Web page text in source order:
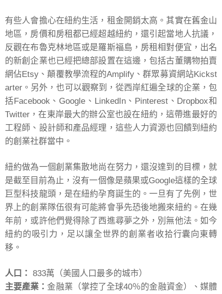
有些人會擔心在紐約生活，租金開銷太高。其實在舊金山
地區，房價和房租都已經超越紐約，還引起當地人抗議，
反觀在布魯克林地區或是羅斯福島，房租相對便宜，出名
的新創企業也已經把總部設置在這邊，包括古董購物拍賣
網佔Etsy、顛覆教學流程的Amplify、群眾募資網站Kickst
arter。另外，也可以觀察到，從西岸紅遍全球的企業，包
括Facebook、Google、LinkedIn、Pinterest、Dropbox和
Twitter，在東岸最大的辦公室也設在紐約，這帶進最好的
工程師、設計師和產品經理，這些人力資源也回饋到紐約
的創業社群當中。
紐約做為一個創業集散地尚在努力，還沒達到的目標，就
是截至目前為止，沒有一個像是蘋果或Google這樣的全球
巨型科技龍頭，是在紐約孕育誕生的。一旦有了先例，世
界上的創業隊伍很有可能將會爭先恐後地搬來紐約。在幾
年前，或許他們覺得除了西進尋夢之外，別無他法。如今
紐約的吸引力，足以讓全世界的創業者收拾行囊向東轉
移。
人口： 833萬（美國人口最多的城市）
主要產業：金融業（掌控了全球40％的金融資金）、媒體